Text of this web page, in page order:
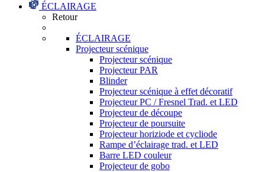
ÉCLAIRAGE
Retour
ÉCLAIRAGE
Projecteur scénique
Projecteur scénique
Projecteur PAR
Blinder
Projecteur scénique à effet décoratif
Projecteur PC / Fresnel Trad. et LED
Projecteur de découpe
Projecteur de poursuite
Projecteur horiziode et cycliode
Rampe d’éclairage trad. et LED
Barre LED couleur
Projecteur de gobo